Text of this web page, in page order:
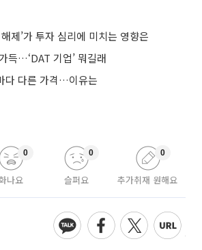
제’가 투자 심리에 미치는 영향은
득…‘DAT 기업’ 뭐길래
다 다른 가격…이유는
나요
0
슬퍼요
0
추가취재 원해요
0